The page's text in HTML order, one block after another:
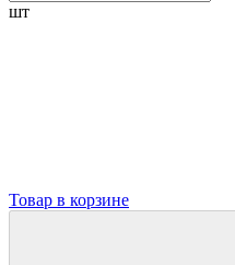
шт
Товар в корзине